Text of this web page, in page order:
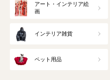
アート・インテリア絵
画
インテリア雑貨
ペット用品